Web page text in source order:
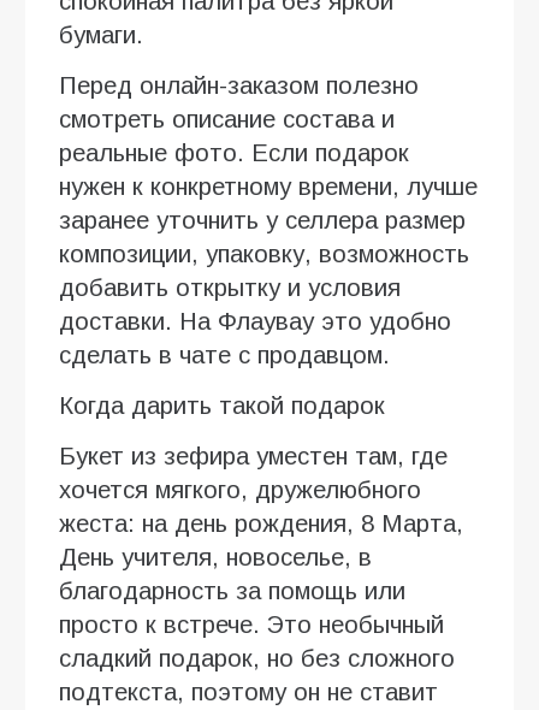
бумаги.
Перед онлайн-заказом полезно
смотреть описание состава и
реальные фото. Если подарок
нужен к конкретному времени, лучше
заранее уточнить у селлера размер
композиции, упаковку, возможность
добавить открытку и условия
доставки. На Флаувау это удобно
сделать в чате с продавцом.
Когда дарить такой подарок
Букет из зефира уместен там, где
хочется мягкого, дружелюбного
жеста: на день рождения, 8 Марта,
День учителя, новоселье, в
благодарность за помощь или
просто к встрече. Это необычный
сладкий подарок, но без сложного
подтекста, поэтому он не ставит